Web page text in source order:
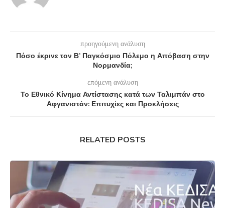
προηγούμενη ανάλυση
Πόσο έκρινε τον Β’ Παγκόσμιο Πόλεμο η Απόβαση στην
Νορμανδία;
επόμενη ανάλυση
Το Εθνικό Κίνημα Αντίστασης κατά των Ταλιμπάν στο
Αφγανιστάν: Επιτυχίες και Προκλήσεις
RELATED POSTS